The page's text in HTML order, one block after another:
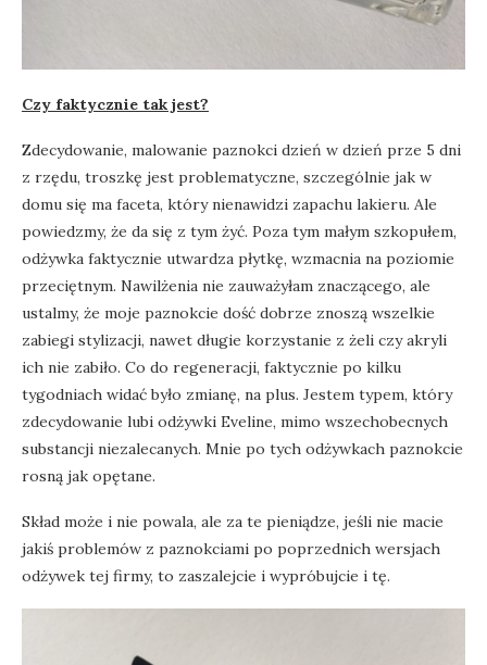
Czy faktycznie tak jest?
Zdecydowanie, malowanie paznokci dzień w dzień prze 5 dni
z rzędu, troszkę jest problematyczne, szczególnie jak w
domu się ma faceta, który nienawidzi zapachu lakieru. Ale
powiedzmy, że da się z tym żyć. Poza tym małym szkopułem,
odżywka faktycznie utwardza płytkę, wzmacnia na poziomie
przeciętnym. Nawilżenia nie zauważyłam znaczącego, ale
ustalmy, że moje paznokcie dość dobrze znoszą wszelkie
zabiegi stylizacji, nawet długie korzystanie z żeli czy akryli
ich nie zabiło. Co do regeneracji, faktycznie po kilku
tygodniach widać było zmianę, na plus. Jestem typem, który
zdecydowanie lubi odżywki Eveline, mimo wszechobecnych
substancji niezalecanych. Mnie po tych odżywkach paznokcie
rosną jak opętane.
Skład może i nie powala, ale za te pieniądze, jeśli nie macie
jakiś problemów z paznokciami po poprzednich wersjach
odżywek tej firmy, to zaszalejcie i wypróbujcie i tę.